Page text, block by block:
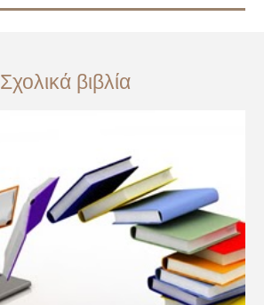
Σχολικά βιβλία